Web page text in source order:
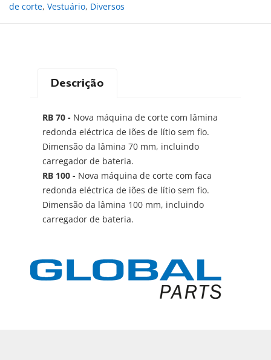
de corte, Vestuário, Diversos
Descrição
RB 70 - Nova máquina de corte com lâmina
redonda eléctrica de iões de lítio sem fio.
Dimensão da lâmina 70 mm, incluindo
carregador de bateria.
RB 100 - Nova máquina de corte com faca
redonda eléctrica de iões de lítio sem fio.
Dimensão da lâmina 100 mm, incluindo
carregador de bateria.